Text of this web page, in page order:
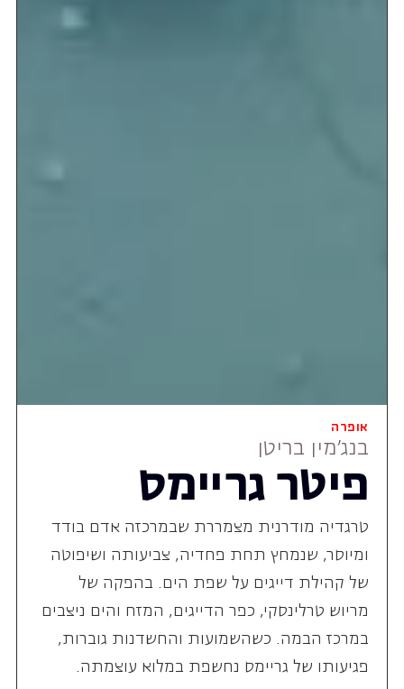
אופרה
בנג'מין בריטן
פיטר גריימס
טרגדיה מודרנית מצמררת שבמרכזה אדם בודד
ומיוסר, שנמחץ תחת פחדיה, צביעותה ושיפוטה
של קהילת דייגים על שפת הים. בהפקה של
מריוש טרלינסקי, כפר הדייגים, המזח והים ניצבים
במרכז הבמה. כשהשמועות והחשדנות גוברות,
פגיעותו של גריימס נחשפת במלוא עוצמתה.